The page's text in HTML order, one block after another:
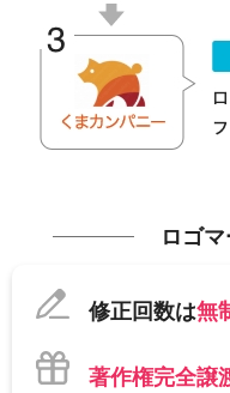
ロゴ
修正回数は無
著作権完全譲